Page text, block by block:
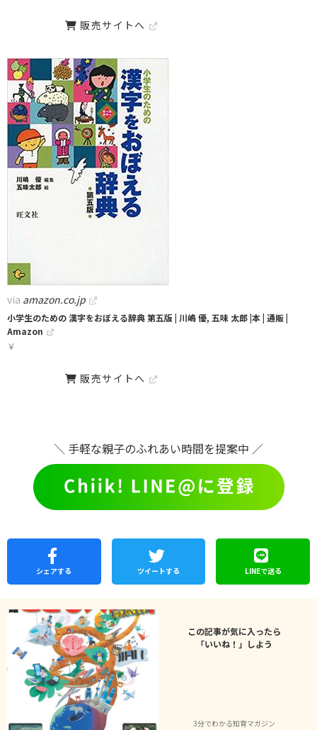
販売サイトへ
via amazon.co.jp
小学生のための 漢字をおぼえる辞典 第五版 | 川嶋 優, 五味 太郎 |本 | 通販 |
Amazon
￥
販売サイトへ
＼ 手軽な親子のふれあい時間を提案中 ／
シェアする ツイートする LINEで送る
この記事が気に入ったら
「いいね！」しよう
3分でわかる知育マガジン